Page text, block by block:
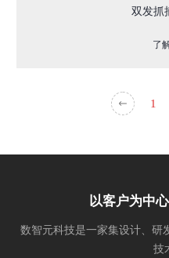
双发抓
了
1
以客户为中
数智元科技是一家集设计、研
技